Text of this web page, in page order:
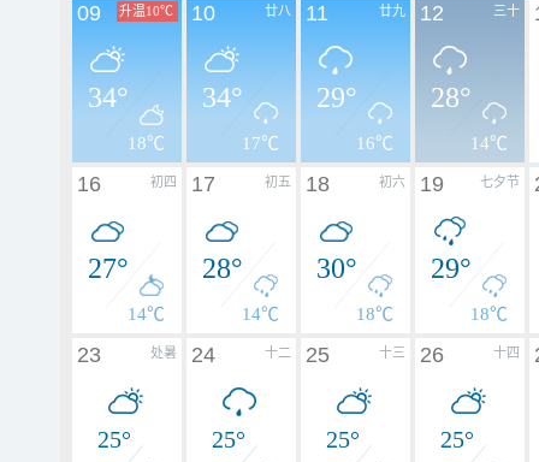
升温10℃
09
34°
18℃
廿八
10
34°
17℃
廿九
11
29°
16℃
三十
12
28°
14℃
初四
16
27°
14℃
初五
17
28°
14℃
初六
18
30°
18℃
七夕节
19
29°
18℃
处暑
23
25°
十二
24
25°
十三
25
25°
十四
26
25°